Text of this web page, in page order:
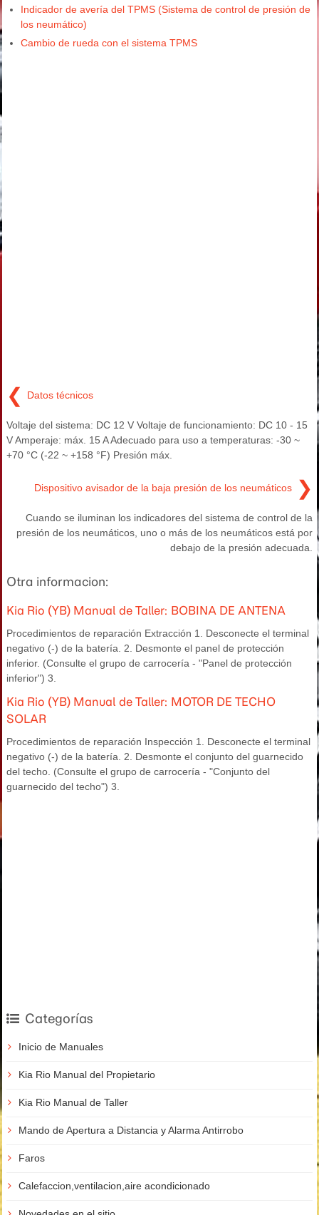
Indicador de avería del TPMS (Sistema de control de presión de
los neumático)
Cambio de rueda con el sistema TPMS
❮ Datos técnicos
Voltaje del sistema: DC 12 V Voltaje de funcionamiento: DC 10 - 15
V Amperaje: máx. 15 A Adecuado para uso a temperaturas: -30 ~
+70 °C (-22 ~ +158 °F) Presión máx.
Dispositivo avisador de la baja presión de los neumáticos ❯
Cuando se iluminan los indicadores del sistema de control de la
presión de los neumáticos, uno o más de los neumáticos está por
debajo de la presión adecuada.
Otra informacion:
Kia Rio (YB) Manual de Taller: BOBINA DE ANTENA
Procedimientos de reparación Extracción 1. Desconecte el terminal
negativo (-) de la batería. 2. Desmonte el panel de protección
inferior. (Consulte el grupo de carrocería - "Panel de protección
inferior") 3.
Kia Rio (YB) Manual de Taller: MOTOR DE TECHO
SOLAR
Procedimientos de reparación Inspección 1. Desconecte el terminal
negativo (-) de la batería. 2. Desmonte el conjunto del guarnecido
del techo. (Consulte el grupo de carrocería - "Conjunto del
guarnecido del techo") 3.
Categorías
Inicio de Manuales
Kia Rio Manual del Propietario
Kia Rio Manual de Taller
Mando de Apertura a Distancia y Alarma Antirrobo
Faros
Calefaccion,ventilacion,aire acondicionado